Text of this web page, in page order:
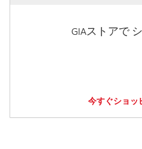
GIAストアで
今すぐショッ